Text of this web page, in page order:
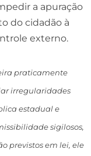
a apuração
do cidadão à
externo.
praticamente
irregularidades
estadual e
sigilosos,
previstos em lei, ele